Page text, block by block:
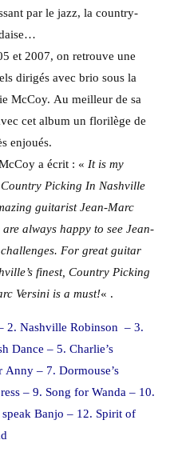
par le jazz, la country-
et 2007, on retrouve une
dirigés avec brio sous la
McCoy. Au meilleur de sa
cet album un florilège de
enjoués.
a écrit : « It is my
Picking In Nashville
guitarist Jean-Marc
always happy to see Jean-
For great guitar
finest, Country Picking
Versini is a must!« .
2. Nashville Robinson – 3.
Dance – 5. Charlie’s
– 7. Dormouse’s
– 9. Song for Wanda – 10.
Banjo – 12. Spirit of